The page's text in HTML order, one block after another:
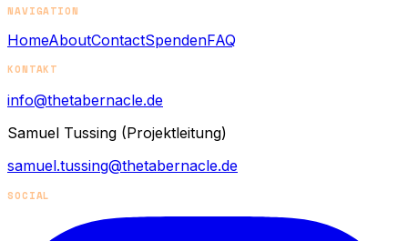
NAVIGATION
HomeAboutContactSpendenFAQ
KONTAKT
info@thetabernacle.de
Samuel Tussing (Projektleitung)
samuel.tussing@thetabernacle.de
SOCIAL